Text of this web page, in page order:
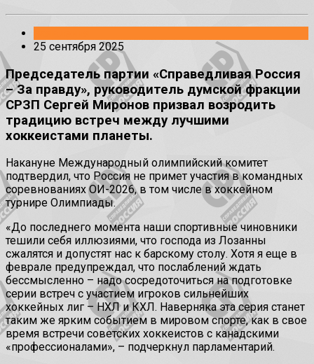
25 сентября 2025
Председатель партии «Справедливая Россия
– За правду», руководитель думской фракции
СРЗП Сергей Миронов призвал возродить
традицию встреч между лучшими
хоккеистами планеты.
Накануне Международный олимпийский комитет
подтвердил, что Россия не примет участия в командных
соревнованиях ОИ-2026, в том числе в хоккейном
турнире Олимпиады.
«До последнего момента наши спортивные чиновники
тешили себя иллюзиями, что господа из Лозанны
сжалятся и допустят нас к барскому столу. Хотя я еще в
феврале предупреждал, что послаблений ждать
бессмысленно – надо сосредоточиться на подготовке
серии встреч с участием игроков сильнейших
хоккейных лиг – НХЛ и КХЛ. Наверняка эта серия станет
таким же ярким событием в мировом спорте, как в свое
время встречи советских хоккеистов с канадскими
«профессионалами», – подчеркнул парламентарий.